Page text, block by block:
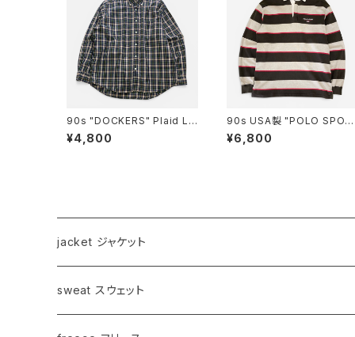
90s "DOCKERS" Plaid L/
S B.D Cotton shirt ドッカー
ズ ボタンダウンシャツ [XL]
¥4,800
90s USA製 "POLO SPOR
TS" Rugby Shirt ポロ スポ
ーツ ラガーシャツ [S]
¥6,800
jacket ジャケット
sweat スウェット